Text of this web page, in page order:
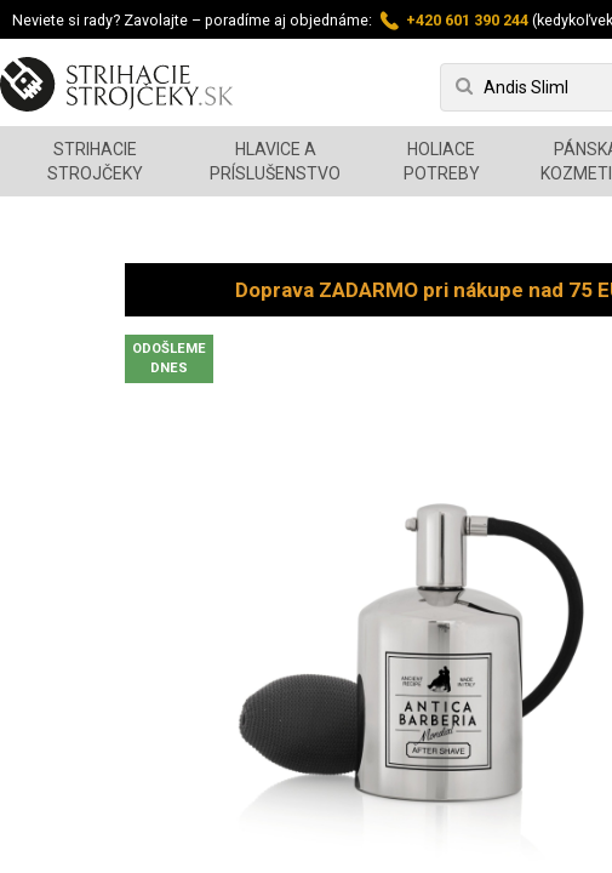
Neviete si rady? Zavolajte – poradíme aj objednáme: +420 601 390 244
STRIHACIE
STROJČEKY
HLAVICE A
PRÍSLUŠENSTVO
HOLIACE
POTREBY
Doprava ZADARMO pri nákupe nad 75
ODOŠLEME
DNES